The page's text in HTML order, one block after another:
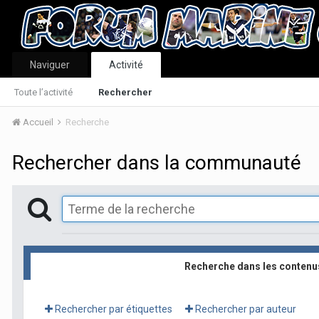
Naviguer Activité
Toute l’activité Rechercher
Accueil Recherche
Rechercher dans la communauté
Recherche dans les
Rechercher par étiquettes Rechercher par auteur